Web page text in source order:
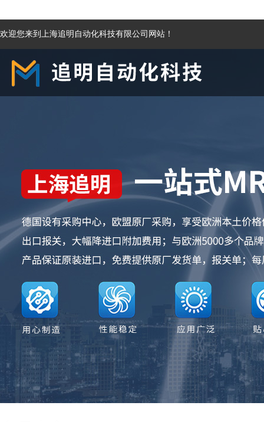
欢迎您来到上海追明自动化科技有限公司网站！